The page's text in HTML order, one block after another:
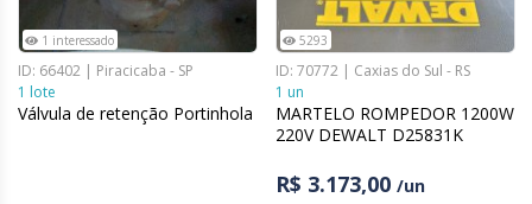
1 interessado
ID: 66402 | Piracicaba - SP
1 lote
Válvula de retenção Portinhola
5293
ID: 70772 | Caxias do Sul - RS
1 un
MARTELO ROMPEDOR 1200W
220V DEWALT D25831K
R$ 3.173,00 /un